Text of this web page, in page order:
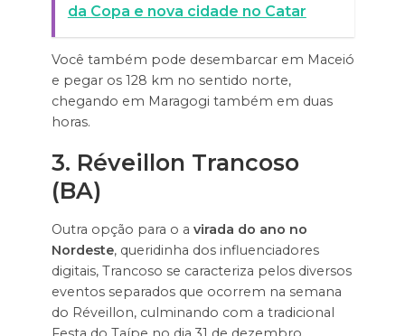
da Copa e nova cidade no Catar
Você também pode desembarcar em Maceió
e pegar os 128 km no sentido norte,
chegando em Maragogi também em duas
horas.
3. Réveillon Trancoso
(BA)
Outra opção para o a virada do ano no
Nordeste, queridinha dos influenciadores
digitais, Trancoso se caracteriza pelos diversos
eventos separados que ocorrem na semana
do Réveillon, culminando com a tradicional